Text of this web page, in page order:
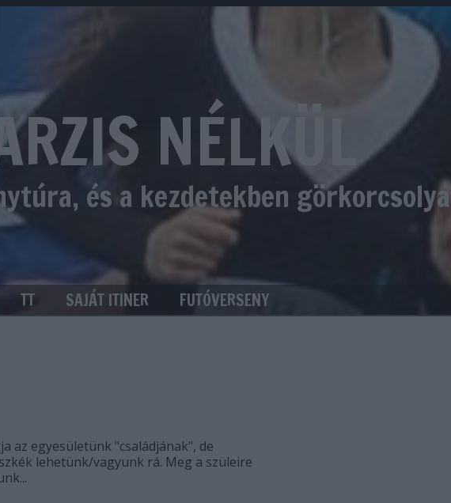
NÉLKÜL
és a kezdetekben görkorcsolya
TT SAJÁT ITINER FUTÓVERSENY
az egyesületünk "családjának", de
lehetünk/vagyunk rá. Meg a szüleire